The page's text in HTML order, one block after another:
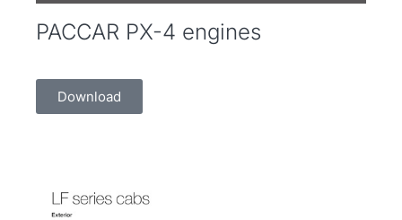
PACCAR PX-4 engines
Download